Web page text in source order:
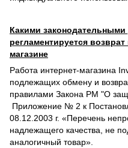
Какими законодательными
регламентируется
магазине
Работа интернет-магазина
подлежащих обмену и
правилами Закона РМ "О
Приложение № 2 к
08.12.2003 г. «Перечень
надлежащего качества, не
аналогичный товар».